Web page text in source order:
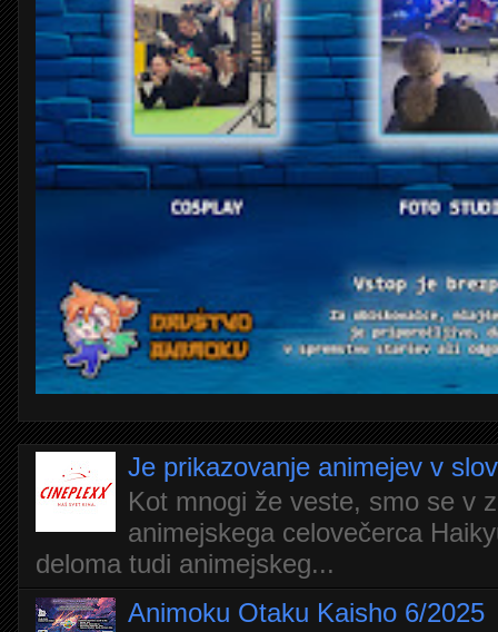
Je prikazovanje animejev v
Kot mnogi že veste, smo se v
animejskega celovečerca
deloma tudi animejskeg...
Animoku Otaku Kaisho 6/2025